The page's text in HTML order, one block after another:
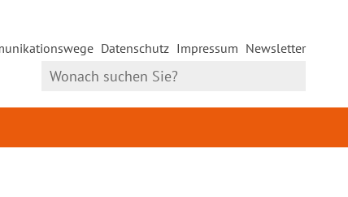
Datenschutz Impressum Newsletter